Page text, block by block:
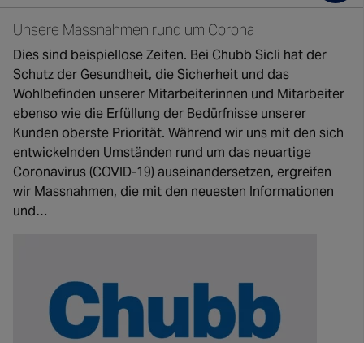
Unsere Massnahmen rund um Corona
Dies sind beispiellose Zeiten. Bei Chubb Sicli hat der
Schutz der Gesundheit, die Sicherheit und das
Wohlbefinden unserer Mitarbeiterinnen und Mitarbeiter
ebenso wie die Erfüllung der Bedürfnisse unserer
Kunden oberste Priorität. Während wir uns mit den sich
entwickelnden Umständen rund um das neuartige
Coronavirus (COVID-19) auseinandersetzen, ergreifen
wir Massnahmen, die mit den neuesten Informationen
und…